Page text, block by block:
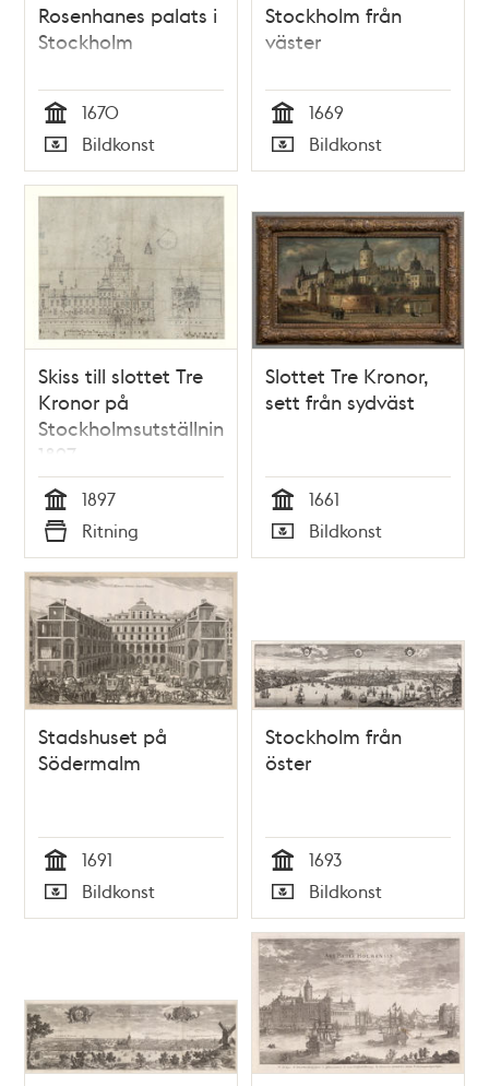
Rosenhanes palats i
Stockholm
Tid
1670
Typ
Bildkonst
Stockholm från
väster
Tid
1669
Typ
Bildkonst
Skiss till slottet Tre
Kronor på
Stockholmsutställningen
1897
Tid
1897
Typ
Ritning
Slottet Tre Kronor,
sett från sydväst
Tid
1661
Typ
Bildkonst
Stadshuset på
Södermalm
Tid
1691
Typ
Bildkonst
Stockholm från
öster
Tid
1693
Typ
Bildkonst